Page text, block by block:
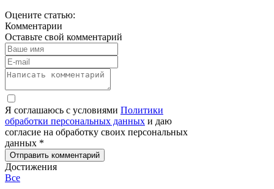
Оцените статью:
Комментарии
Оставьте свой комментарий
Я соглашаюсь с условиями Политики
обработки персональных данных и даю
согласие на обработку своих персональных
данных *
Отправить комментарий
Достижения
Все